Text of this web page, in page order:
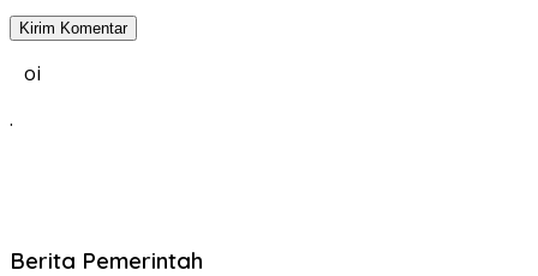
oi
.
Berita Pemerintah